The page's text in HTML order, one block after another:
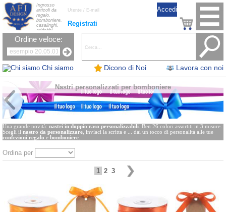
Chi siamo Dicono di Noi Lavora con noi
Registrati
Ingrosso
articoli da
regalo,
bomboniere,
casalinghi,
addobbi
natalizi, nastri,
oggettistica,
la tavola, fiori
artificiali e
candele.
Ordine veloce:
Nastri personalizzati per bomboniere
Una grande novità: nastri in doppio raso personalizzabili . Ben 26 colori assortiti in 3 misure.
Scegli il nastro da personalizzare , inviaci la scritta e ... dai un tocco di personalità alle tue
confezioni regalo e bomboniere
Ordina per
1 2 3